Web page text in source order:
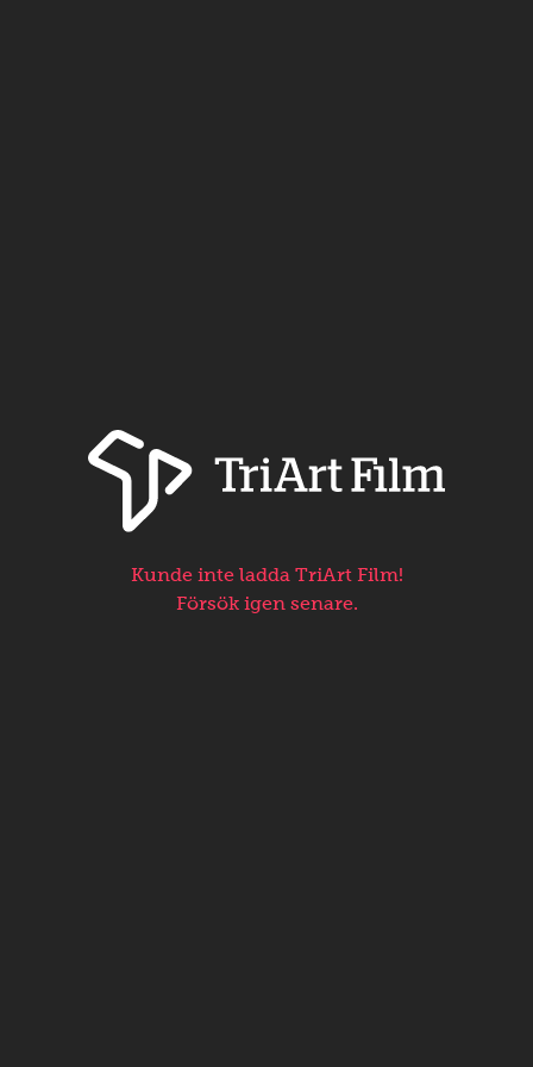
Kunde inte ladda TriArt Film!
Försök igen senare.